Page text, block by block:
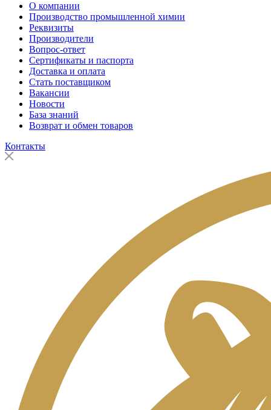
О компании
Производство промышленной химии
Реквизиты
Производители
Вопрос-ответ
Сертификаты и паспорта
Доставка и оплата
Стать поставщиком
Вакансии
Новости
База знаний
Возврат и обмен товаров
Контакты